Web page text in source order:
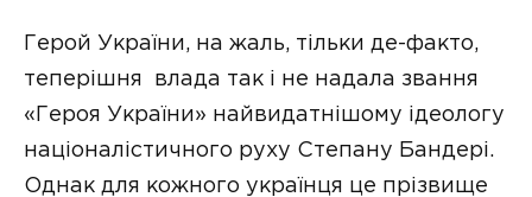
Герой України, на жаль, тільки де-факто,
теперішня влада так і не надала звання
«Героя України» найвидатнішому ідеологу
націоналістичного руху Степану Бандері.
Однак для кожного українця це прізвище